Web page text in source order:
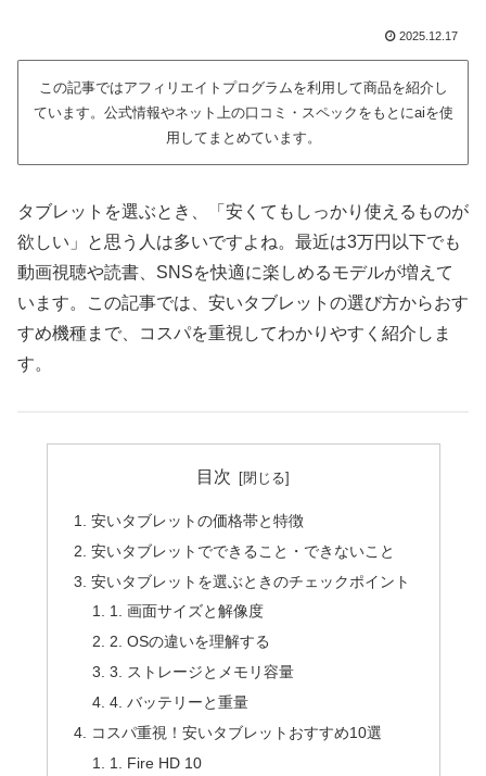
2025.12.17
この記事ではアフィリエイトプログラムを利用して商品を紹介し
ています。公式情報やネット上の口コミ・スペックをもとにaiを使
用してまとめています。
タブレットを選ぶとき、「安くてもしっかり使えるものが
欲しい」と思う人は多いですよね。最近は3万円以下でも
動画視聴や読書、SNSを快適に楽しめるモデルが増えて
います。この記事では、安いタブレットの選び方からおす
すめ機種まで、コスパを重視してわかりやすく紹介しま
す。
目次
安いタブレットの価格帯と特徴
安いタブレットでできること・できないこと
安いタブレットを選ぶときのチェックポイント
1. 画面サイズと解像度
2. OSの違いを理解する
3. ストレージとメモリ容量
4. バッテリーと重量
コスパ重視！安いタブレットおすすめ10選
1. Fire HD 10